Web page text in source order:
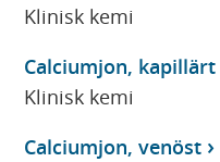
Klinisk kemi
Calciumjon, kapillärt
Klinisk kemi
Calciumjon, venöst